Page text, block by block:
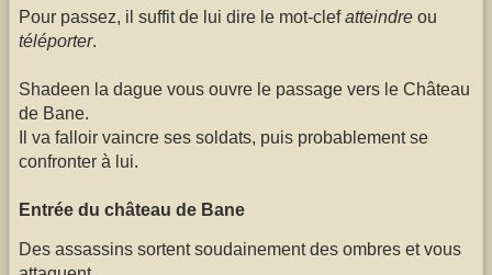
Pour passez, il suffit de lui dire le mot-clefatteindre ou
téléporter.
Shadeen la dague vous ouvre le passage vers le Château
de Bane.
Il va falloir vaincre ses soldats, puis probablement se
confronter à lui.
Entrée du château de Bane
Des assassins sortent soudainement des ombres et vous